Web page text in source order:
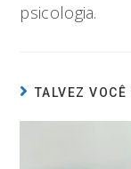
psicologia.
TALVEZ VOCÊ